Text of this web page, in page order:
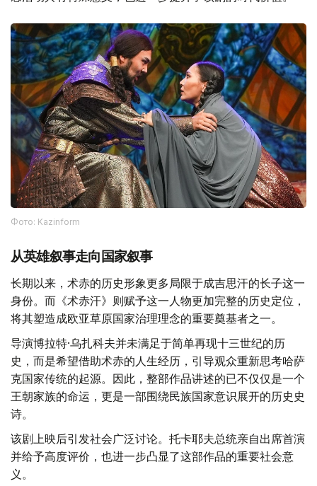
Фото: Kazinform
从英雄叙事走向国家叙事
长期以来，术赤的历史形象更多局限于成吉思汗的长子这一
身份。而《术赤汗》则赋予这一人物更加完整的历史定位，
将其塑造成欧亚草原国家治理理念的重要奠基者之一。
导演博拉特·乌扎科夫并未满足于简单再现十三世纪的历
史，而是希望借助术赤的人生经历，引导观众重新思考哈萨
克国家传统的起源。因此，整部作品讲述的已不仅仅是一个
王朝家族的命运，更是一部围绕民族国家意识展开的历史史
诗。
该剧上映后引发社会广泛讨论。托卡耶夫总统亲自出席首演
并给予高度评价，也进一步凸显了这部作品的重要社会意
义。